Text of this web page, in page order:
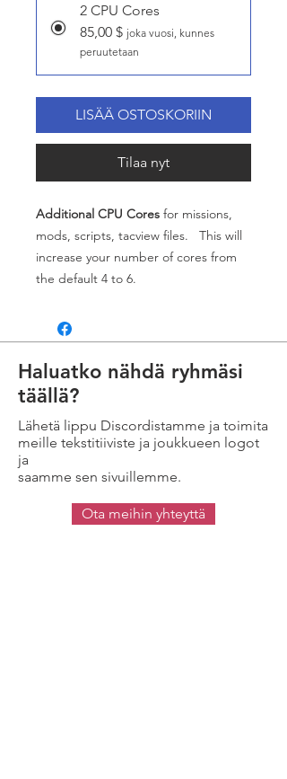
2 CPU Cores
85,00 $ joka vuosi, kunnes
peruutetaan
LISÄÄ OSTOSKORIIN
Tilaa nyt
Additional CPU Cores for missions,
mods, scripts, tacview files. This will
increase your number of cores from
the default 4 to 6.
Haluatko nähdä ryhmäsi
täällä?
Lähetä lippu Discordistamme ja toimita
meille tekstitiiviste ja joukkueen logot
ja
saamme sen sivuillemme.
Ota meihin yhteyttä